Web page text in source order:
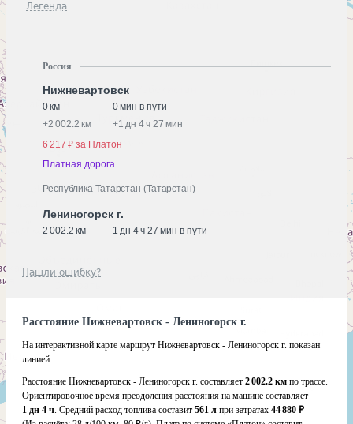
Легенда
Россия
Нижневартовск
0 км
0 мин в пути
+2 002.2 км +1 дн 4 ч 27 мин
6 217 ₽ за Платон
Платная дорога
Республика Татарстан (Татарстан)
Лениногорск г.
2 002.2 км 1 дн 4 ч 27 мин в пути
Нашли ошибку?
Расстояние Нижневартовск - Лениногорск г.
На интерактивной карте маршрут Нижневартовск - Лениногорск г. показан
линией.
Расстояние Нижневартовск - Лениногорск г. составляет 2 002.2 км по трассе.
Ориентировочное время преодоления расстояния на машине составляет
1 дн 4 ч. Средний расход топлива составит 561 л при затратах 44 880 ₽